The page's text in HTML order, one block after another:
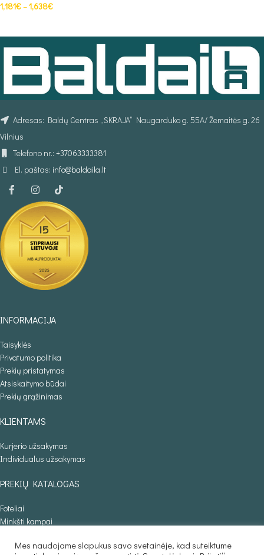
1,181€–1,638€
Adresas: Baldų Centras „SKRAJA“ Naugarduko g. 55A/ Žemaitės g. 26
Vilnius
Telefono nr.: +37063333381
El. paštas: info@baldaila.lt
INFORMACIJA
Taisyklės
Privatumo politika
Prekių pristatymas
Atsiskaitymo būdai
Prekių grąžinimas
KLIENTAMS
Kurjerio užsakymas
Individualus užsakymas
PREKIŲ KATALOGAS
Foteliai
Minkšti kampai
Sofos lovos
Mes naudojame slapukus savo svetainėje, kad suteiktume